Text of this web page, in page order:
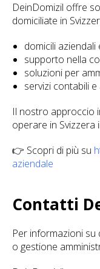
DeinDomizil offre
domiciliate in
domicili aziendali
supporto nella
soluzioni per
servizi contabili
Il nostro approccio
operare in
👉 Scopri di più su
aziendale
Contatti
Per informazioni su
o gestione